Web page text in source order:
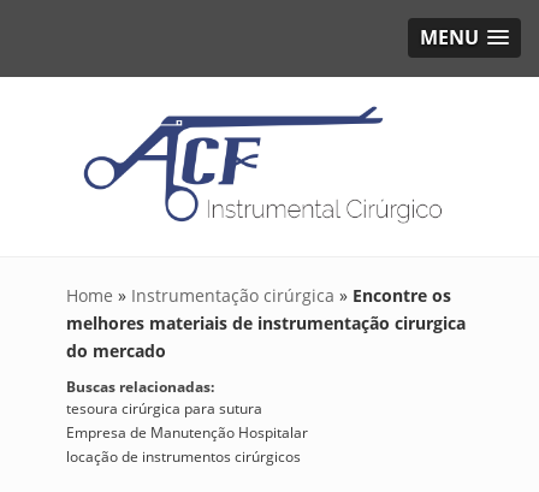
MENU
Home » Instrumentação cirúrgica » Encontre os
melhores materiais de instrumentação cirurgica
do mercado
Buscas relacionadas:
tesoura cirúrgica para sutura
Empresa de Manutenção Hospitalar
locação de instrumentos cirúrgicos